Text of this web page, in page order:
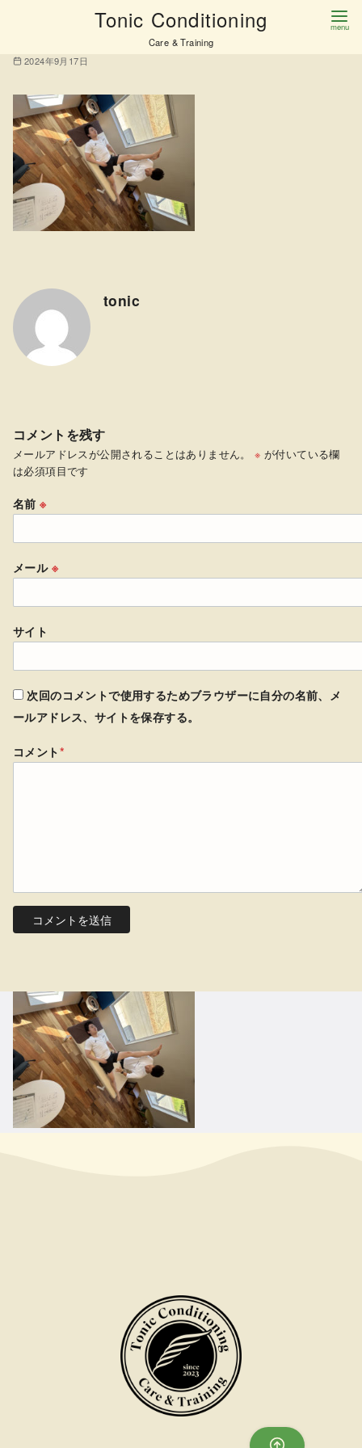
Tonic Conditioning
Care & Training
IMG_9906
2024年9月17日
tonic
コメントを残す
メールアドレスが公開されることはありません。 ※ が付いている欄
は必須項目です
名前※
メール ※
サイト
次回のコメントで使用するためブラウザーに自分の名前、メ
ールアドレス、サイトを保存する。
コメント*